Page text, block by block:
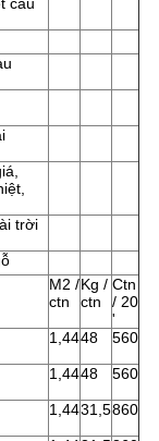
cấu
trời
M2 /
ctn
Kg /
ctn
Ctn
/ 20
'
1,4448 560
1,4448 560
1,4431,5860